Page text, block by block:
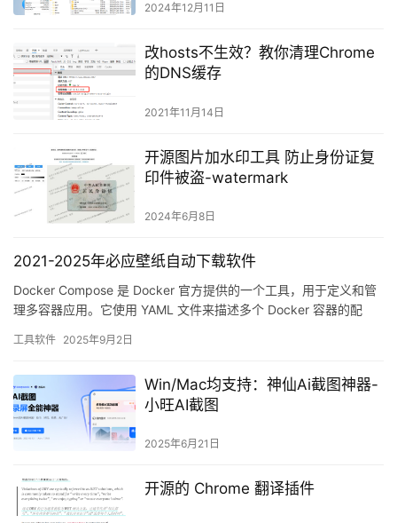
2024年12月11日
改hosts不生效？教你清理Chrome
的DNS缓存
2021年11月14日
开源图片加水印工具 防止身份证复
印件被盗-watermark
2024年6月8日
2021-2025年必应壁纸自动下载软件
Docker Compose 是 Docker 官方提供的一个工具，用于定义和管
理多容器应用。它使用 YAML 文件来描述多个 Docker 容器的配
工具软件 2025年9月2日
Win/Mac均支持：神仙Ai截图神器-
小旺AI截图
2025年6月21日
开源的 Chrome 翻译插件